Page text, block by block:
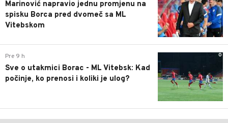
Marinović napravio jednu promjenu na
spisku Borca pred dvomeč sa ML
Vitebskom
0
Pre 9 h
Sve o utakmici Borac - ML Vitebsk: Kad
počinje, ko prenosi i koliki je ulog?